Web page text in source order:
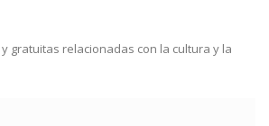
gratuitas relacionadas con la cultura y la